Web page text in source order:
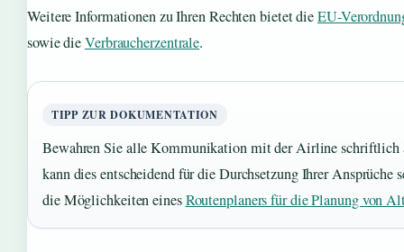
Weitere Informationen zu Ihren Rechten bietet dieEU-
sowie dieVerbraucherzentrale.
TIPP ZUR DOKUMENTATION
Bewahren Sie alle Kommunikation mit der Airline
kann dies entscheidend für die Durchsetzung Ihrer Ansprüche
die Möglichkeiten einesRoutenplaners für die Planung von